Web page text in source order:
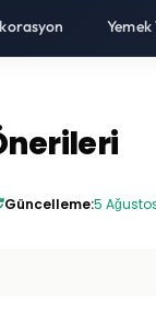
Güncelleme:5